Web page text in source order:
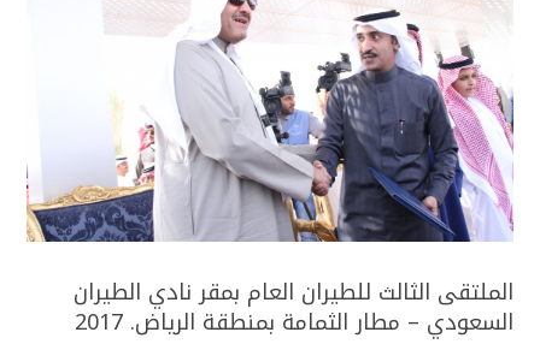
الملتقى الثالث للطيران العام بمقر نادي الطيران
السعودي – مطار الثمامة بمنطقة الرياض. 2017